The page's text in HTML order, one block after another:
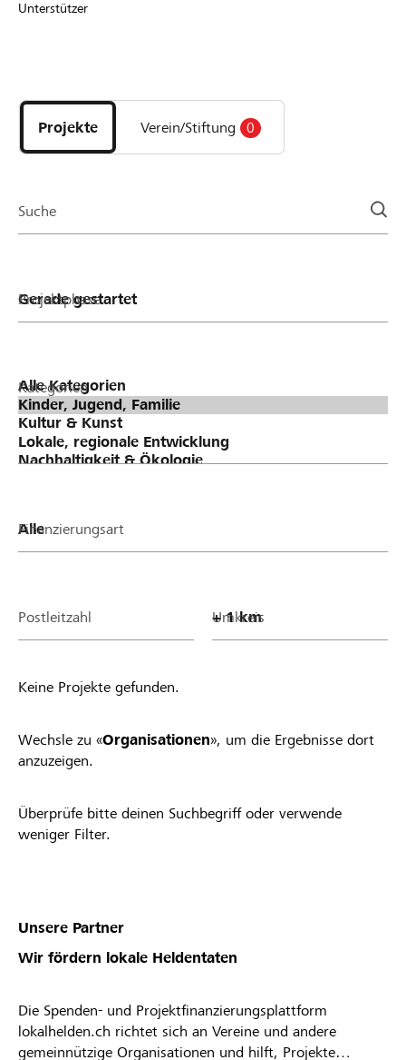
DE FR IT
Unterstützer
Projekte
und
Organisationen
Projekte Verein/Stiftung 0
Suche
Projektphase
Kategorien
Finanzierungsart
Postleitzahl Umkreis
Keine Projekte gefunden.
Wechsle zu «Organisationen», um die Ergebnisse dort
anzuzeigen.
Überprüfe bitte deinen Suchbegriff oder verwende
weniger Filter.
Unsere Partner
Wir fördern lokale Heldentaten
Die Spenden- und Projektfinanzierungsplattform
lokalhelden.ch richtet sich an Vereine und andere
gemeinnützige Organisationen und hilft, Projekte